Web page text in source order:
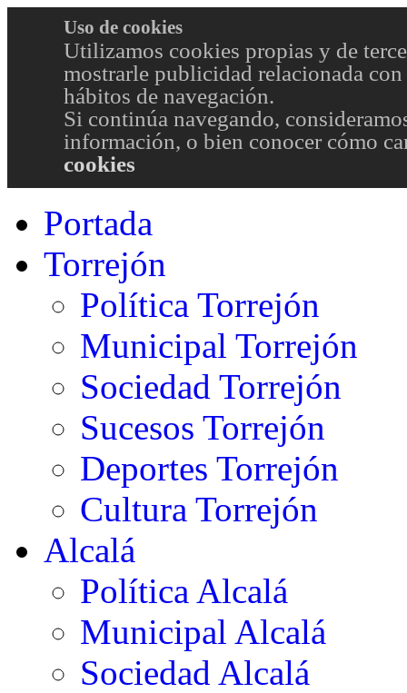
Uso de cookies
Utilizamos cookies propias y de
mostrarle publicidad relacionada
hábitos de navegación.
Si continúa navegando,
información, o bien conocer cómo
cookies
Portada
Torrejón
Política Torrejón
Municipal Torrejón
Sociedad Torrejón
Sucesos Torrejón
Deportes Torrejón
Cultura Torrejón
Alcalá
Política Alcalá
Municipal Alcalá
Sociedad Alcalá